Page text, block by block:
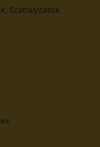
Szabályzatok